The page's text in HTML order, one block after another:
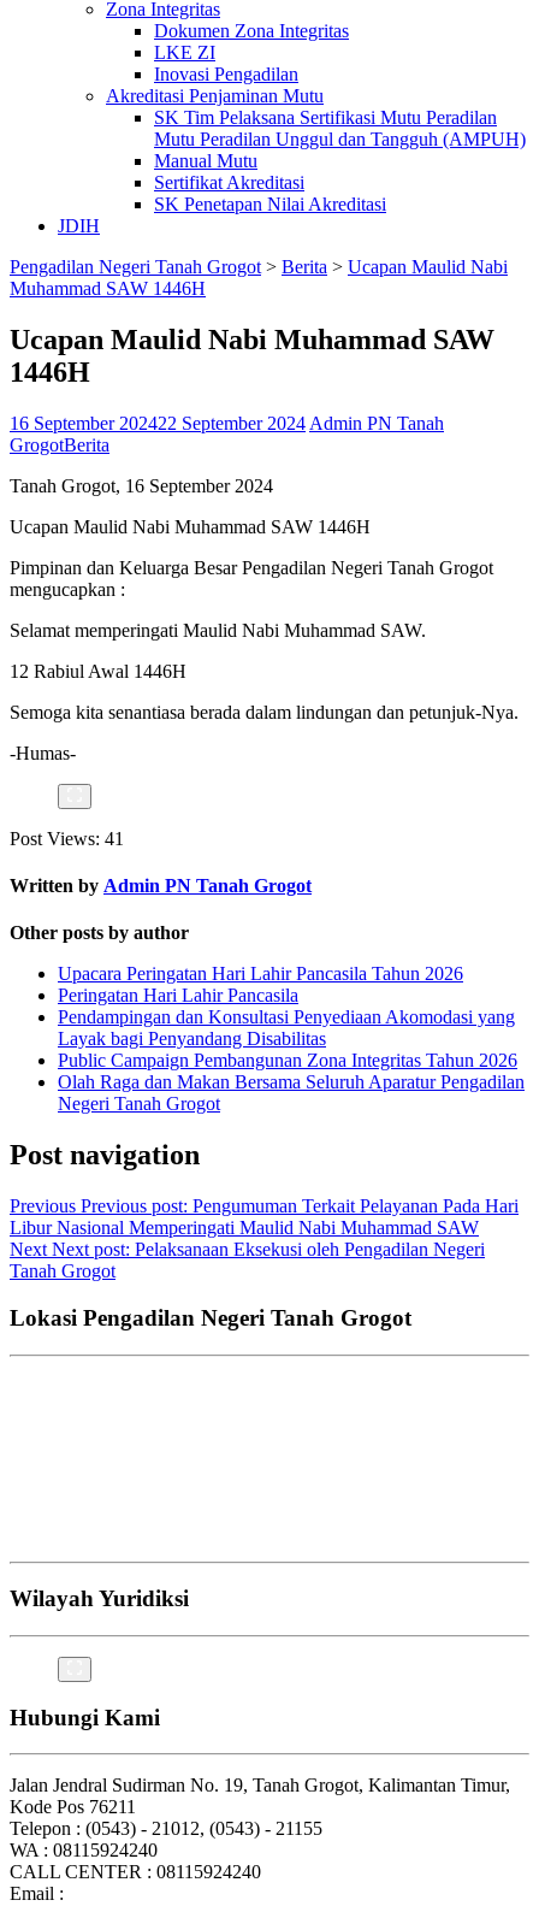
Zona Integritas
Dokumen Zona Integritas
LKE ZI
Inovasi Pengadilan
Akreditasi Penjaminan Mutu
SK Tim Pelaksana Sertifikasi Mutu Peradilan
Mutu Peradilan Unggul dan Tangguh (AMPUH)
Manual Mutu
Sertifikat Akreditasi
SK Penetapan Nilai Akreditasi
JDIH
Pengadilan Negeri Tanah Grogot > Berita > Ucapan Maulid Nabi
Muhammad SAW 1446H
Ucapan Maulid Nabi Muhammad SAW
1446H
16 September 202422 September 2024 Admin PN Tanah
GrogotBerita
Tanah Grogot, 16 September 2024
Ucapan Maulid Nabi Muhammad SAW 1446H
Pimpinan dan Keluarga Besar Pengadilan Negeri Tanah Grogot
mengucapkan :
Selamat memperingati Maulid Nabi Muhammad SAW.
12 Rabiul Awal 1446H
Semoga kita senantiasa berada dalam lindungan dan petunjuk-Nya.
-Humas-
Post Views: 41
Written by Admin PN Tanah Grogot
Other posts by author
Upacara Peringatan Hari Lahir Pancasila Tahun 2026
Peringatan Hari Lahir Pancasila
Pendampingan dan Konsultasi Penyediaan Akomodasi yang
Layak bagi Penyandang Disabilitas
Public Campaign Pembangunan Zona Integritas Tahun 2026
Olah Raga dan Makan Bersama Seluruh Aparatur Pengadilan
Negeri Tanah Grogot
Post navigation
Previous Previous post: Pengumuman Terkait Pelayanan Pada Hari
Libur Nasional Memperingati Maulid Nabi Muhammad SAW
Next Next post: Pelaksanaan Eksekusi oleh Pengadilan Negeri
Tanah Grogot
Lokasi Pengadilan Negeri Tanah Grogot
Wilayah Yuridiksi
Hubungi Kami
Jalan Jendral Sudirman No. 19, Tanah Grogot, Kalimantan Timur,
Kode Pos 76211
Telepon : (0543) - 21012, (0543) - 21155
WA : 08115924240
CALL CENTER : 08115924240
Email :